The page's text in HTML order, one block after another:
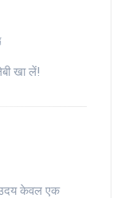
खा लें!
उदय केवल एक